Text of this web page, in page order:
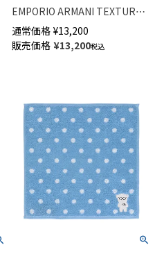
EMPORIO ARMANI TEXTURED
LOGOBAND テクスチャード ロ
ゴバンド 半袖 Tシャツ EUサイ
ズ メンズ 54060557
通常価格 ¥13,200
販売価格 ¥13,200税込